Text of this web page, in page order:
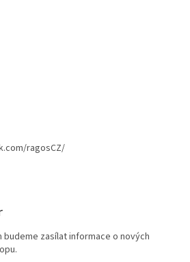
ragosCZ/
budeme zasílat informace o nových